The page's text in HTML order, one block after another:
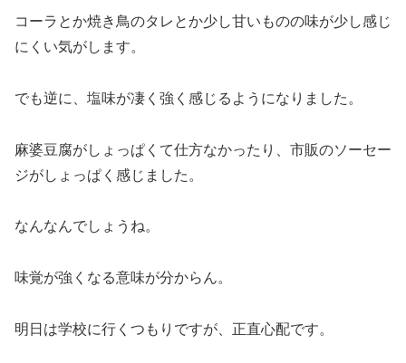
コーラとか焼き鳥のタレとか少し甘いものの味が少し感じ
にくい気がします。
でも逆に、塩味が凄く強く感じるようになりました。
麻婆豆腐がしょっぱくて仕方なかったり、市販のソーセー
ジがしょっぱく感じました。
なんなんでしょうね。
味覚が強くなる意味が分からん。
明日は学校に行くつもりですが、正直心配です。